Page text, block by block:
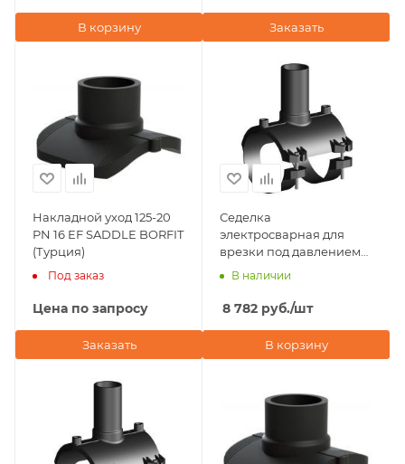
В корзину Заказать
Накладной уход 125-20
PN 16 EF SADDLE BORFIT
(Турция)
Под заказ
Цена по запросу
Заказать
Седелка
электросварная для
врезки под давлением
D125х40 ПЭ100 SDR 11
В наличии
8 782 руб./шт
В корзину